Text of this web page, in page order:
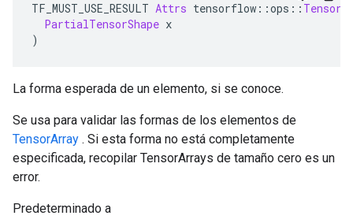
TF_MUST_USE_RESULT Attrs tensorflow ::ops ::
PartialTensorShape x
)
La forma esperada de un elemento, si se conoce.
Se usa para validar las formas de los elementos de
TensorArray . Si esta forma no está completamente
especificada, recopilar TensorArrays de tamaño cero es un
error.
Predeterminado a